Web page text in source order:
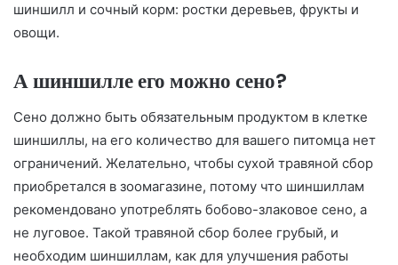
шиншилл и сочный корм: ростки деревьев, фрукты и
овощи.
А шиншилле его можно сено?
Сено должно быть обязательным продуктом в клетке
шиншиллы, на его количество для вашего питомца нет
ограничений. Желательно, чтобы сухой травяной сбор
приобретался в зоомагазине, потому что шиншиллам
рекомендовано употреблять бобово-злаковое сено, а
не луговое. Такой травяной сбор более грубый, и
необходим шиншиллам, как для улучшения работы